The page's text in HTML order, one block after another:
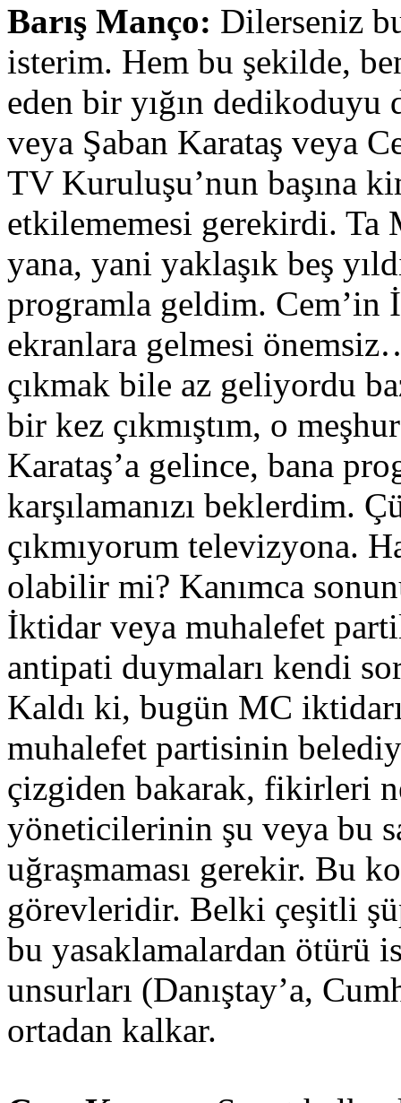
Barış Manço: Dilerseniz
isterim. Hem bu şekilde,
eden bir yığın dedikoduyu
veya Şaban Karataş veya
TV Kuruluşu’nun başına
etkilememesi gerekirdi. Ta
yana, yani yaklaşık beş
programla geldim. Cem’in
ekranlara gelmesi
çıkmak bile az geliyordu
bir kez çıkmıştım, o
Karataş’a gelince, bana
karşılamanızı beklerdim.
çıkmıyorum televizyona.
olabilir mi? Kanımca
İktidar veya muhalefet
antipati duymaları kendi
Kaldı ki, bugün MC
muhalefet partisinin
çizgiden bakarak, fikirleri
yöneticilerinin şu veya bu
uğraşmaması gerekir. Bu
görevleridir. Belki çeşitli
bu yasaklamalardan ötürü
unsurları (Danıştay’a,
ortadan kalkar.